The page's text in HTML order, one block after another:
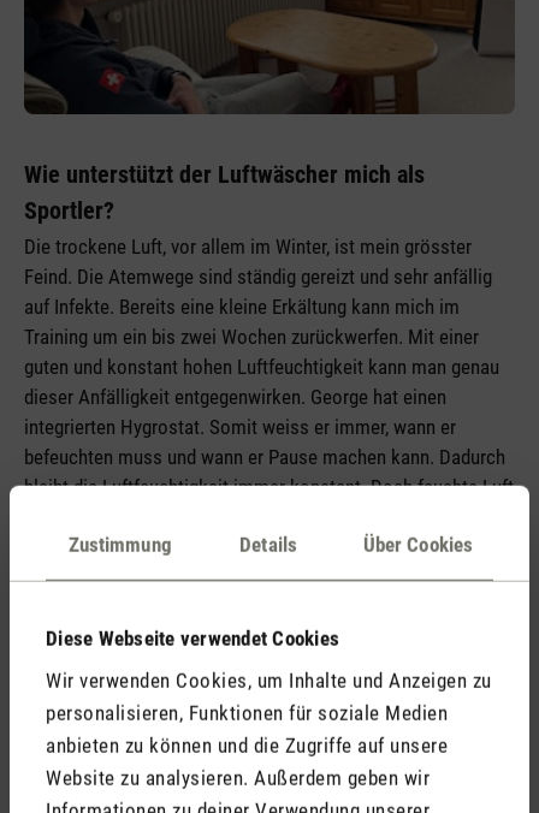
Zustimmung Details Über Cookies
Diese Webseite verwendet Cookies
Wir verwenden Cookies, um Inhalte und Anzeigen zu
personalisieren, Funktionen für soziale Medien
anbieten zu können und die Zugriffe auf unsere
Website zu analysieren. Außerdem geben wir
Wie unterstützt der Luftwäscher mich als
Sportler?
Die trockene Luft, vor allem im Winter, ist mein grösster
Feind. Die Atemwege sind ständig gereizt und sehr anfällig
auf Infekte. Bereits eine kleine Erkältung kann mich im
Training um ein bis zwei Wochen zurückwerfen. Mit einer
guten und konstant hohen Luftfeuchtigkeit kann man genau
dieser Anfälligkeit entgegenwirken. George hat einen
integrierten Hygrostat. Somit weiss er immer, wann er
befeuchten muss und wann er Pause machen kann. Dadurch
bleibt die Luftfeuchtigkeit immer konstant. Doch feuchte Luft
auch sauber sein. Wer kann das besser als George?
Genügend Flüssigkeit aufnehmen ist grundlegend für die
Erholung. Doch viel trinken nützt nichts, wenn mir die
Raumluft die Feuchtigkeit aus der Lunge, sprich aus der
Atemluft, entzieht.